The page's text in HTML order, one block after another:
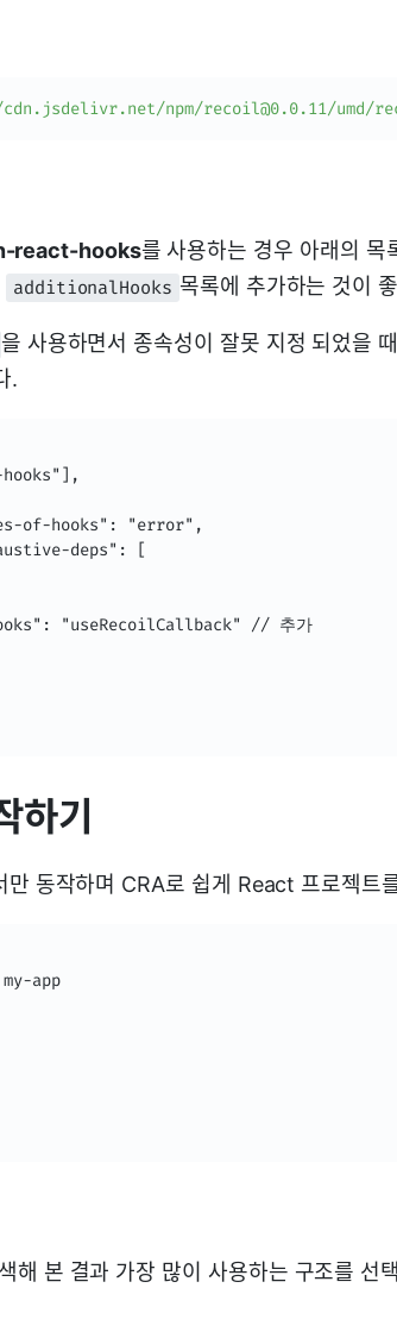
npm/recoil@0.0.11/umd/
react-hooks를 사용하는 경우 아래의 목
additionalHooks 목록에 추가하는 것이
을 사용하면서 종속성이 잘못 지정 되었을
.
of-hooks": "error",
deps": [
"useRecoilCallback" // 추가
기
동작하며 CRA로 쉽게 React 프로젝트
app
해 본 결과 가장 많이 사용하는 구조를 선